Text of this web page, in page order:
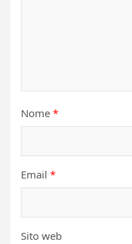
Nome *
Email *
Sito web